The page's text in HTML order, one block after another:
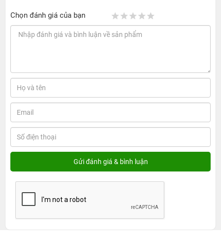
hiện đại
1. Điểm nhấn trong thiết kế của Cốc sạc Anker 323
2 cổng 1C1A 33W A2331
Anker luôn chú trọng đến trải nghiệm người dùng, vì vậy
cốc sạc Anker 323 2 cổng 1C1A 33W A2331 không chỉ
mạnh mẽ về hiệu năng mà còn tinh tế trong từng chi tiết
thiết kế. Sản phẩm được tối ưu để mang lại sự tiện lợi, an
toàn và tính thẩm mỹ cao, phù hợp với phong cách sống
năng động hiện đại.
1.1. Gọn gàng, dễ mang theo
Cốc sạc Anker 323 2 cổng 1C1A 33W A2331 được thiết
kế với mục tiêu mang đến sự tiện lợi tối đa trong quá
Chọn đánh giá của bạn